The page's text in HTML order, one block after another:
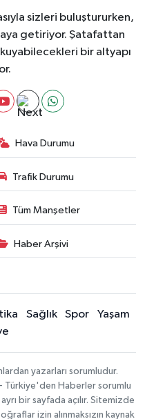
sizleri buluştururken,
getiriyor. Şatafattan
bir altyapı
Hava Durumu
Trafik Durumu
Tüm Manşetler
Haber Arşivi
Sağlık Spor
Yaşam
yazarları sorumludur.
Türkiye'den Haberler sorumlu
bir sayfada açılır. Sitemizde
izin alınmaksızın kaynak